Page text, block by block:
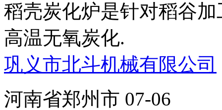
稻壳炭化炉是针对稻谷
高温无氧炭化.
巩义市北斗机械有限公司
河南省郑州市 07-06